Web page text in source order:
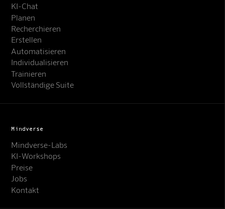
KI-Chat
Planen
Recherchieren
Erstellen
Automatisieren
Individualisieren
Trainieren
Vollständige Suite
Mindverse
Mindverse-Labs
KI-Workshops
Preise
Jobs
Kontakt